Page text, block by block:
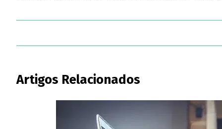
Artigos Relacionados